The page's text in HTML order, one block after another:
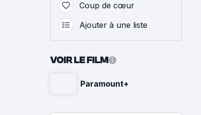
Coup de cœur
Ajouter à une liste
VOIR LE FILM
Paramount+